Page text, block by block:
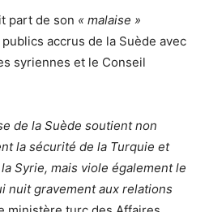
part de son « malaise »
accrus de la Suède avec
syriennes et le Conseil
de la Suède soutient non
la sécurité de la Turquie et
Syrie, mais viole également le
nuit gravement aux relations